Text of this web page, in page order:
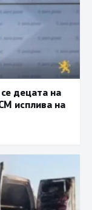
децата на
исплива на